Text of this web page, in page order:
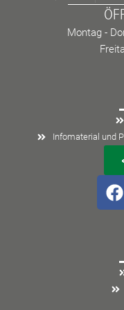
Montag -
Infomaterial und
F
a
o
o